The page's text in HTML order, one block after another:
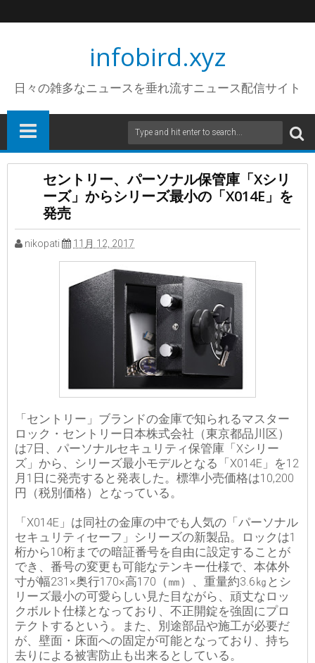
infobird.xyz
日々の雑多なニュースを垂れ流すニュース配信サイト
セントリー、パーソナル保管庫「Xシリ
ーズ」からシリーズ最小の「X014E」を
発売
nikopati 11月 12, 2017
「セントリー」ブランドの金庫で知られるマスター
ロック・セントリー日本株式会社（東京都品川区）
は7日、パーソナルセキュリティ保管庫「Xシリー
ズ」から、シリーズ最小モデルとなる「X014E」を12
月1日に発売すると発表した。標準小売価格は10,200
円（税別価格）となっている。
「X014E」は同社の金庫の中でも人気の「パーソナル
セキュリティセーフ」シリーズの新製品。ロックは1
桁から10桁までの暗証番号を自由に設定することが
でき、番号の変更も可能なテンキー仕様で、本体外
寸が幅231×奥行170×高170（㎜）、重量約3.6㎏とシ
リーズ最小の可愛らしい見た目ながら、頑丈なロッ
クボルト仕様となっており、不正開錠を強固にプロ
テクトするという。また、別途部品や施工が必要だ
が、壁面・床面への固定が可能となっており、持ち
去りによる被害防止も出来るとしている。